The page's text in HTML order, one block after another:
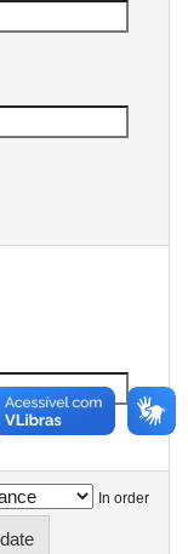
In order